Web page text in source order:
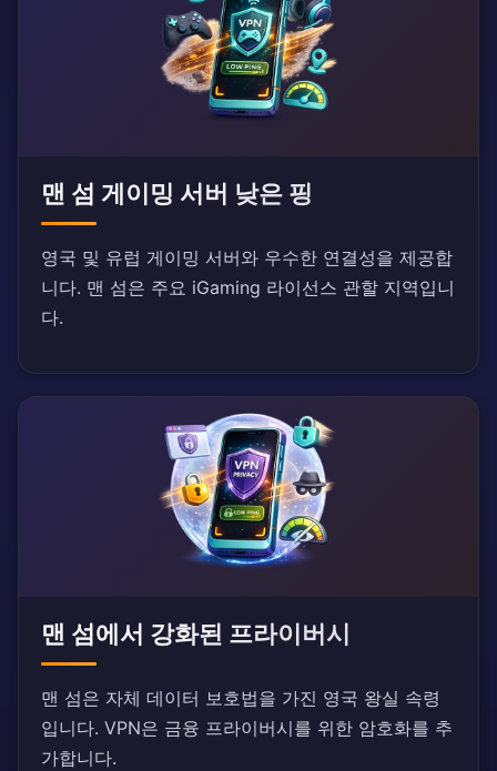
맨 섬 게이밍 서버 낮은 핑
영국 및 유럽 게이밍 서버와 우수한 연결성을 제공합
니다. 맨 섬은 주요 iGaming 라이선스 관할 지역입니
다.
맨 섬에서 강화된 프라이버시
맨 섬은 자체 데이터 보호법을 가진 영국 왕실 속령
입니다. VPN은 금융 프라이버시를 위한 암호화를 추
가합니다.